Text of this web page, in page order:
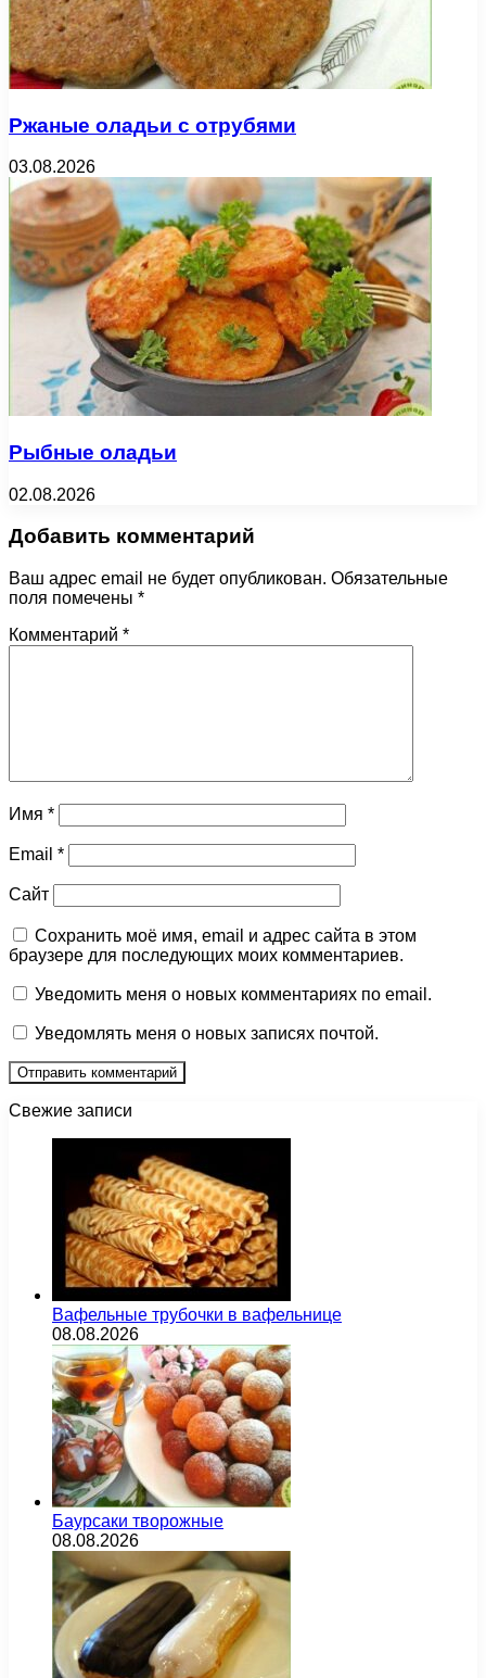
Ржаные оладьи с отрубями
03.08.2026
Рыбные оладьи
02.08.2026
Добавить комментарий
Ваш адрес email не будет опубликован. Обязательные
поля помечены *
Комментарий *
Имя *
Email *
Сайт
Сохранить моё имя, email и адрес сайта в этом
браузере для последующих моих комментариев.
Уведомить меня о новых комментариях по email.
Уведомлять меня о новых записях почтой.
Свежие записи
Вафельные трубочки в вафельнице
08.08.2026
Баурсаки творожные
08.08.2026